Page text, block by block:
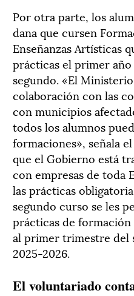
Por otra parte, los
dana que cursen
Enseñanzas Artísticas
prácticas el primer
segundo. «El
colaboración con las
con municipios
todos los alumnos
formaciones», señala
que el Gobierno está
con empresas de toda
las prácticas
segundo curso se les
prácticas de
al primer trimestre del
2025-2026.
El voluntariado